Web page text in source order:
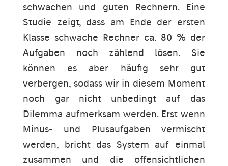
schwachen und guten Rechnern. Eine
Studie zeigt, dass am Ende der ersten
Klasse schwache Rechner ca. 80 % der
Aufgaben noch zählend lösen. Sie
können es aber häufig sehr gut
verbergen, sodass wir in diesem Moment
noch gar nicht unbedingt auf das
Dilemma aufmerksam werden. Erst wenn
Minus- und Plusaufgaben vermischt
werden, bricht das System auf einmal
zusammen und die offensichtlichen